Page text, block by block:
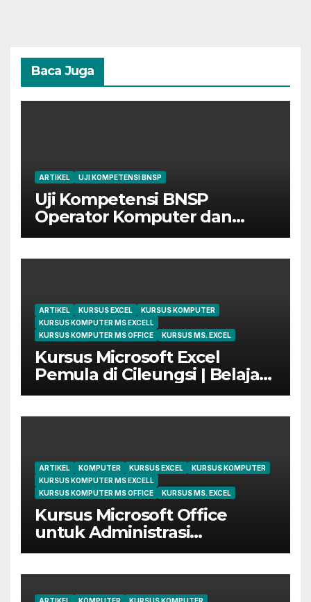
Baca Juga
ARTIKEL UJI KOMPETENSI BNSP
Uji Kompetensi BNSP
Operator Komputer dan
Digital Marketing di Bekasi
ARTIKEL KURSUS EXCEL
KURSUS KOMPUTER
KURSUS KOMPUTER MS EXCELL
KURSUS KOMPUTER MS OFFICE
KURSUS MS. EXCEL
Kursus Microsoft Excel
Pemula di Cileungsi | Belajar
dari Dasar Sampai Mahir
ARTIKEL KOMPUTER KURSUS EXCEL
KURSUS KOMPUTER
KURSUS KOMPUTER MS EXCELL
KURSUS KOMPUTER MS OFFICE
KURSUS MS. EXCEL
Kursus Microsoft Office
untuk Administrasi
Perkantoran di Cileungsi